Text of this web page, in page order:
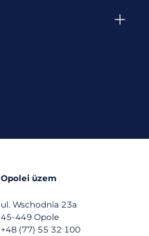
Opolei üzem
ul. Wschodnia 23a
45-449 Opole
+48 (77) 55 32 100